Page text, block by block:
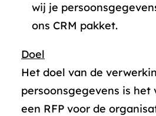
wij je
ons CRM pakket.
Doel
Het doel van de
persoonsgegevens is het
een RFP voor de